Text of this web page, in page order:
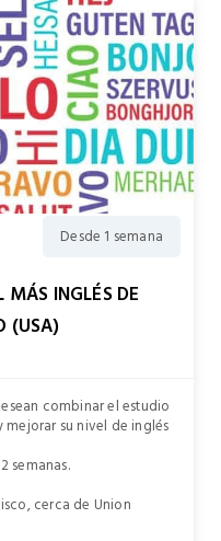
Desde 1 semana
MÁS INGLÉS DE
(USA)
combinar el estudio
mejorar su nivel de inglés
semanas.
cerca de Union